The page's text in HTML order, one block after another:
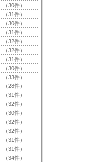
（30件）
（31件）
（30件）
（31件）
（32件）
（32件）
（31件）
（30件）
（33件）
（28件）
（31件）
（32件）
（30件）
（32件）
（32件）
（31件）
（31件）
（34件）